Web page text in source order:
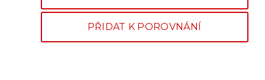
PŘIDAT K POROVNÁNÍ